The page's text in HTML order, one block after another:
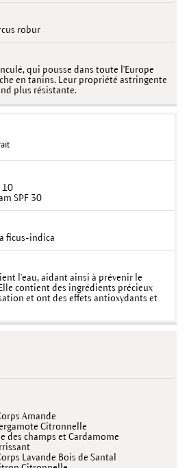
robur
qui pousse dans toute l'Europe
en tanins. Leur propriété astringente
plus résistante.
10
SPF 30
ficus-indica
l'eau, aidant ainsi à prévenir le
contient des ingrédients précieux
et ont des effets antioxydants et
Amande
Citronnelle
des champs et Cardamome
Lavande Bois de Santal